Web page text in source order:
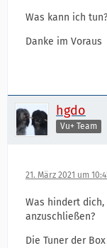
Was kann ich tun?
Danke im Voraus
hgdo
Vu+ Team
21. März 2021 um
Was hindert
anzuschließen?
Die Tuner der